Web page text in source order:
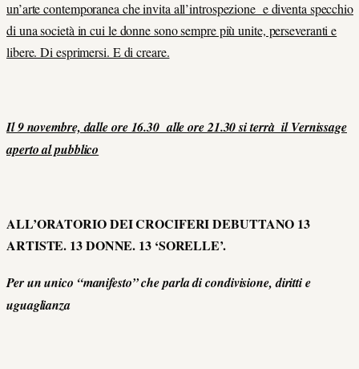
un’arte contemporanea che invita all’introspezione e diventa specchio
di una società in cui le donne sono sempre più unite, perseveranti e
libere. Di esprimersi. E di creare.
Il 9 novembre, dalle ore 16.30 alle ore 21.30 si terrà il Vernissage
aperto al pubblico
ALL’ORATORIO DEI CROCIFERI DEBUTTANO 13
ARTISTE. 13DONNE. 13‘SORELLE’.
Per un unico “manifesto” che parla di condivisione, diritti e
uguaglianza